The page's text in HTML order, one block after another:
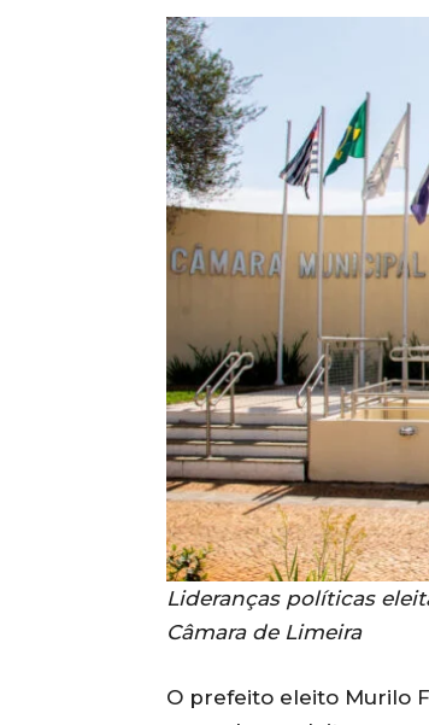
Lideranças políticas
Câmara de Limeira
O prefeito eleito Murilo